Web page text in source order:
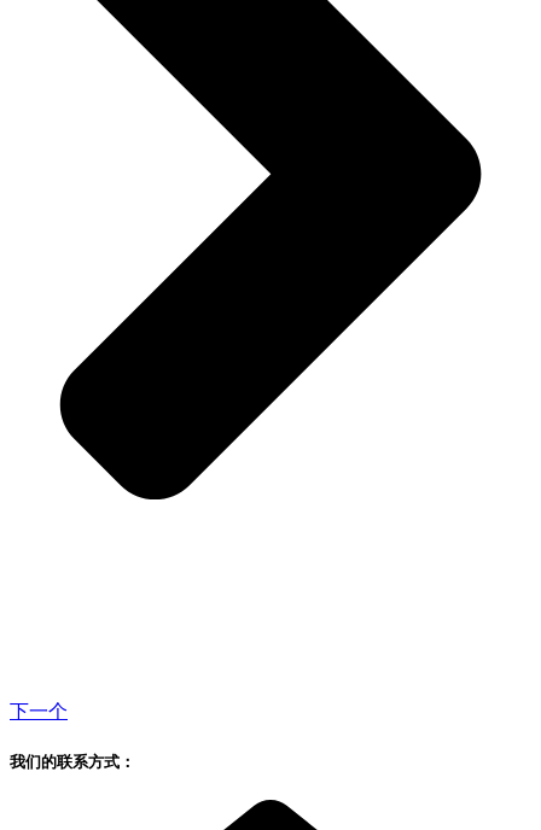
下一个
我们的联系方式：